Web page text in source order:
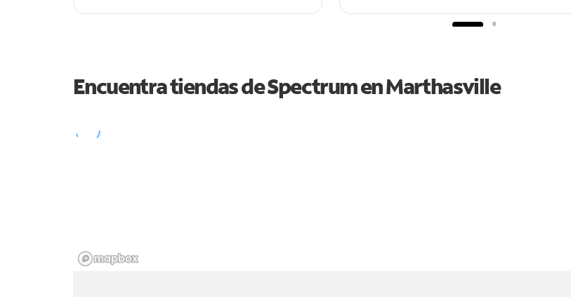
Encuentra tiendas de Spectrum enMarthasville